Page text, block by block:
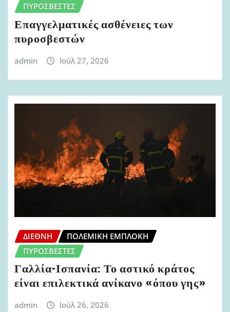
ΠΥΡΟΣΒΈΣΤΕΣ
Επαγγελματικές ασθένειες των
πυροσβεστών
admin Ιούλ 27, 2026
ΔΙΕΘΝΉ
ΠΟΛΕΜΙΚΉ ΕΜΠΛΟΚΉ
ΠΥΡΟΣΒΈΣΤΕΣ
Γαλλία-Ισπανία: Το αστικό κράτος
είναι επιλεκτικά ανίκανο «όπου γης»
admin Ιούλ 26, 2026